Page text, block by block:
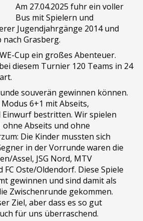
Am 27.04.2025 fuhr ein voller
Bus mit Spielern und
Jugendjahrgänge 2014 und
nach Grasberg.
Cup ein großes Abenteuer.
diesem Turnier 120 Teams in 24
souverän gewinnen können.
6+1 mit Abseits,
Einwurf bestritten. Wir spielen
Abseits und ohne
Die Kinder mussten sich
in der Vorrunde waren die
Assel, JSG Nord, MTV
Oste/Oldendorf. Diese Spiele
gewinnen und sind damit als
Zwischenrunde gekommen.
Ziel, aber dass es so gut
für uns überraschend.